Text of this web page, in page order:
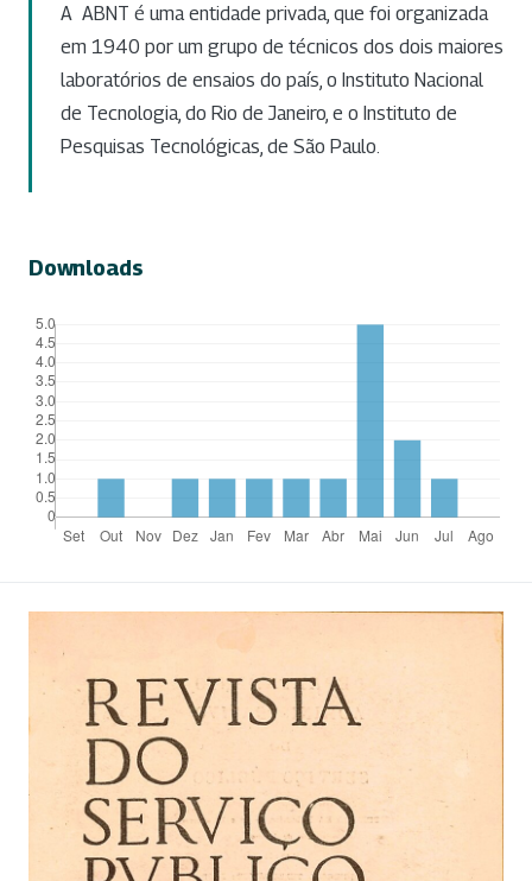
A ABNT é uma entidade privada, que foi organizada
em 1940 por um grupo de técnicos dos dois maiores
laboratórios de ensaios do país, o Instituto Nacional
de Tecnologia, do Rio de Janeiro, e o Instituto de
Pesquisas Tecnológicas, de São Paulo.
Downloads